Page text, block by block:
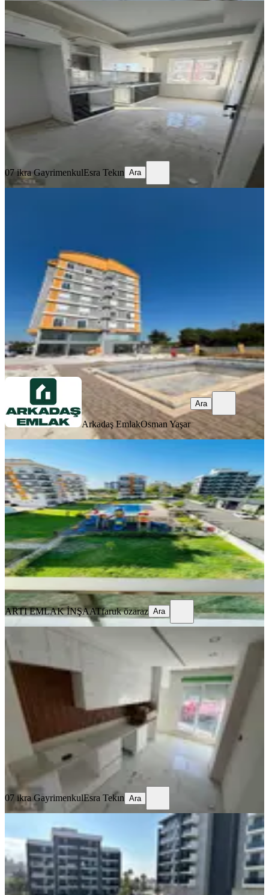
SIFIR BİNA
Kepez Hastaneye 5 Dk Bölgenin En
Geniş 2+1 Dairesi
Kepez, Baraj Mahallesi
2+1 ·110 m²·4. Kat· 17.07.2026
4.350.000 ₺
07 ikra Gayrimenkul
07 ikra GayrimenkulEsra Tekın Ara
2+1·110 m²·
4.200.000 ₺Yatırım Skoru
Arkadaş EmlakOsman Yaşar
Ara
Arkadaş EmlakOsman Yaşar
Ara
%2
Harıkaaa Bır Daıre Oldukca Genıss
Tam Oturumluk Daıre
Kepez, Baraj Mahallesi
3+1·145 m²·2. Kat·30.06.2026
6.050.000 ₺6.150.000 ₺
ARTI EMLAK İNŞAATfaruk özaraz
Ara
ARTI EMLAK İNŞAATfaruk özaraz Ara
Kepez Hastaneye Yakin Ayri Mutfakli
Kepez, Baraj Mahallesi
1+1
75 m²· Yüksek giriş 26.06.2026
2.800.000 ₺
07 ikra Gayrimenkul Esra Tekın
Ara
07 ikra GayrimenkulEsra Tekın Ara
Kepezde Yeni Premium Sitede Satılık
2+1 Daire Havuz Manzaralı
Kepez, Baraj Mahallesi
2+1·75 m²·2. Kat·20.06.2026